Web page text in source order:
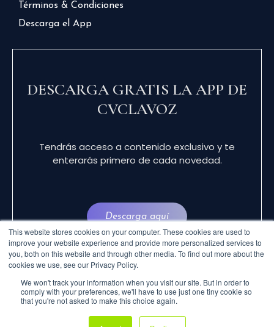
This website stores cookies on your computer. These cookies are used to
improve your website experience and provide more personalized services to
you, both on this website and through other media. To find out more about the
cookies we use, see our Privacy Policy.
We won't track your information when you visit our site. But in order to
comply with your preferences, we'll have to use just one tiny cookie so
that you're not asked to make this choice again.
Términos & Condiciones
Descarga el App
DESCARGA GRATIS LA APP DE
CVCLAVOZ
Tendrás acceso a contenido exclusivo y te
enterarás primero de cada novedad.
Descarga aquí
© 2024 CVCLAVOZ . TODOS LOS DERECHOS